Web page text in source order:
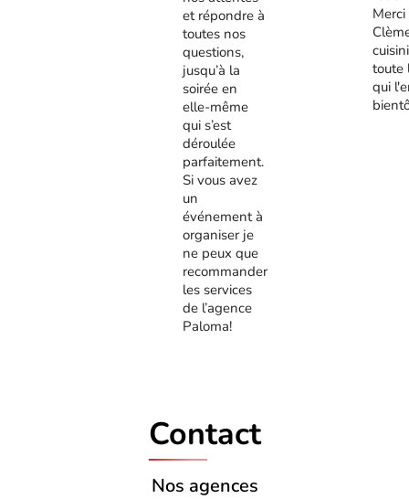
et répondre à
toutes nos
questions,
jusqu’à la
soirée en
elle-même
qui s’est
déroulée
parfaitement.
Si vous avez
un
événement à
organiser je
ne peux que
recommander
les services
de l’agence
Paloma!
Merci
toute
qui
Contact
Nos agences